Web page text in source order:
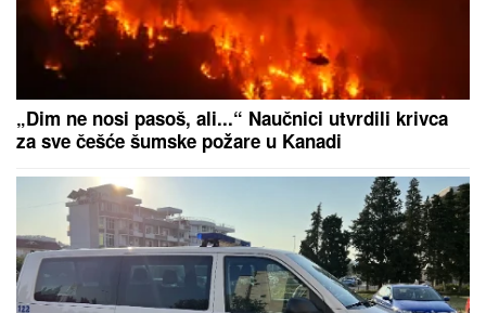
IMALA JE 47 SINOVA I SAMO JEDNU ĆERKU:Evo
zbog čega je Esma Redžepova usvajala samo
dečake, pred smrt donela neočekivanu odluku